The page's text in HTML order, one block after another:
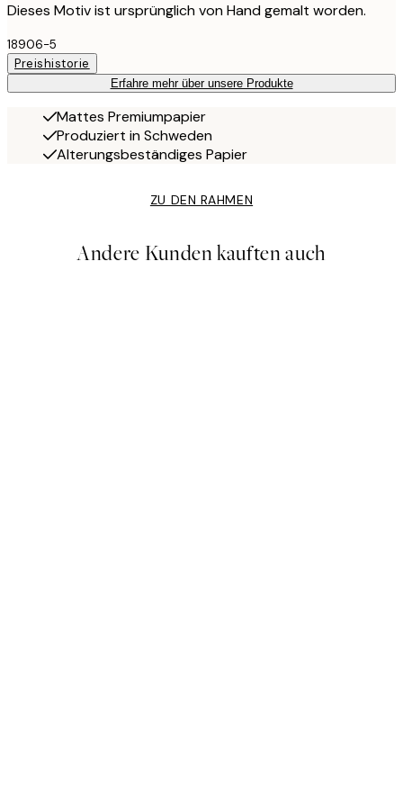
Dieses Motiv ist ursprünglich von Hand gemalt worden.
18906-5
Preishistorie
Erfahre mehr über unsere Produkte
Mattes Premiumpapier
Produziert in Schweden
Alterungsbeständiges Papier
ZU DEN RAHMEN
Andere Kunden kauften auch